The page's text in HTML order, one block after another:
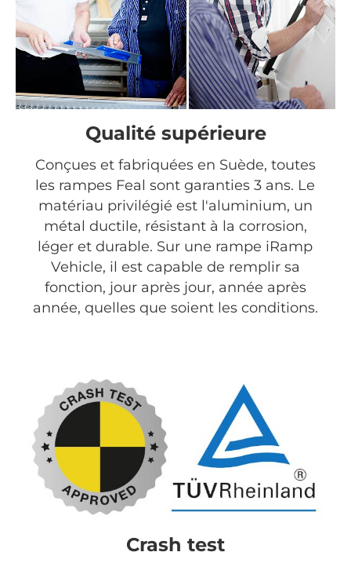
Qualité supérieure
Conçues et fabriquées en Suède, toutes
les rampes Feal sont garanties 3 ans. Le
matériau privilégié est l'aluminium, un
métal ductile, résistant à la corrosion,
léger et durable. Sur une rampe iRamp
Vehicle, il est capable de remplir sa
fonction, jour après jour, année après
année, quelles que soient les conditions.
Crash test